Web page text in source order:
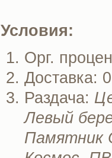
Условия:
Орг.
Доставка:
Раздача:
Левый
Памятник